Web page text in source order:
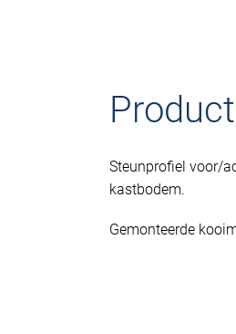
Steunprofiel voor/
kastbodem.
Gemonteerde